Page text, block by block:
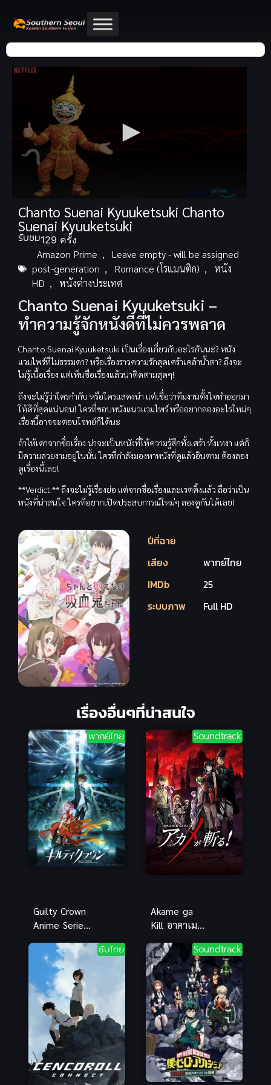
Chanto Suenai Kyuuketsuki Chanto
Suenai Kyuuketsuki
รับชม129 ครั้ง
Amazon Prime ,
Leave empty - will be assigned
post-generation , Romance (โรแมนติก) ,
หนัง
HD , หนังต่างประเทศ
Chanto Suenai Kyuuketsuki –
ทำความรู้จักหนังดีที่ไม่ควรพลาด
Chanto Suenai Kyuuketsuki เป็นเรื่องเกี่ยวกับอะไรกันนะ? หนัง
แวมไพร์ที่ไม่ธรรมดา? หรือเรื่องราวความรักสุดเศร้าเคล้าน้ำตา? ถึงจะ
ไม่รู้เนื้อเรื่อง แต่เห็นชื่อเรื่องแล้วน่าติดตามสุดๆ!
ถึงจะไม่รู้ว่าใครกำกับ หรือใครแสดงนำ แต่เชื่อว่าทีมงานตั้งใจทำออกมา
ให้ดีที่สุดแน่นอน! ใครที่ชอบหนังแนวแวมไพร์ หรืออยากลองอะไรใหม่ๆ
เรื่องนี้อาจจะตอบโจทย์ก็ได้นะ
ถ้าให้เดาจากชื่อเรื่อง น่าจะเป็นหนังที่ให้ความรู้สึกทั้งเศร้า ทั้งเหงา แต่ก็
มีความสวยงามอยู่ในนั้น ใครที่กำลังมองหาหนังที่ดูแล้วอินตาม ต้องลอง
ดูเรื่องนี้เลย!
**Verdict:** ถึงจะไม่รู้เรื่องย่อ แต่จากชื่อเรื่องและเรตติ้งแล้ว ถือว่าเป็น
หนังที่น่าสนใจ ใครที่อยากเปิดประสบการณ์ใหม่ๆ ลองดูกันได้เลย!
ปีที่ฉาย
เสียง
พากย์ไทย
IMDb
25
ระบบภาพ
Full HD
เรื่องอื่นๆที่น่าสนใจ
พากย์ไทย
Guilty Crown
Anime Series
ราชัน พากย์
ไทย
Soundtrack
Akame ga
Kill อาคาเมะ
ซับไทย Soundtrack